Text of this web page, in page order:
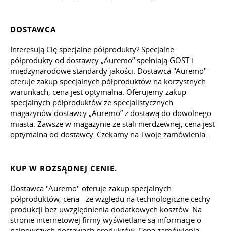
DOSTAWCA
Interesują Cię specjalne półprodukty? Specjalne
półprodukty od dostawcy „Auremo” spełniają GOST i
międzynarodowe standardy jakości. Dostawca "Auremo"
oferuje zakup specjalnych półproduktów na korzystnych
warunkach, cena jest optymalna. Oferujemy zakup
specjalnych półproduktów ze specjalistycznych
magazynów dostawcy „Auremo” z dostawą do dowolnego
miasta. Zawsze w magazynie ze stali nierdzewnej, cena jest
optymalna od dostawcy. Czekamy na Twoje zamówienia.
KUP W ROZSĄDNEJ CENIE.
Dostawca "Auremo" oferuje zakup specjalnych
półproduktów, cena - ze względu na technologiczne cechy
produkcji bez uwzględnienia dodatkowych kosztów. Na
stronie internetowej firmy wyświetlane są informacje o